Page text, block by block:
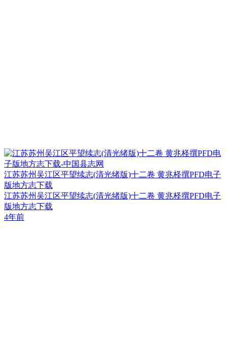
江苏苏州吴江区平望续志(清光绪版)十二卷 黄兆柽撰PFD电子
版地方志下载
江苏苏州吴江区平望续志(清光绪版)十二卷 黄兆柽撰PFD电子
版地方志下载
4年前